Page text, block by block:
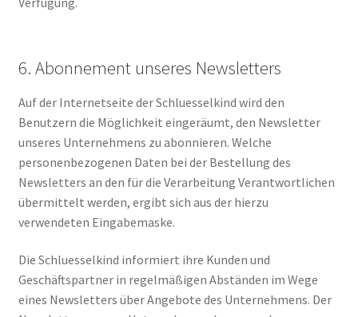
6. Abonnement unseres Newsletters
Auf der Internetseite der Schluesselkind wird den
Benutzern die Möglichkeit eingeräumt, den Newsletter
unseres Unternehmens zu abonnieren. Welche
personenbezogenen Daten bei der Bestellung des
Newsletters an den für die Verarbeitung Verantwortlichen
übermittelt werden, ergibt sich aus der hierzu
verwendeten Eingabemaske.
Die Schluesselkind informiert ihre Kunden und
Geschäftspartner in regelmäßigen Abständen im Wege
eines Newsletters über Angebote des Unternehmens. Der